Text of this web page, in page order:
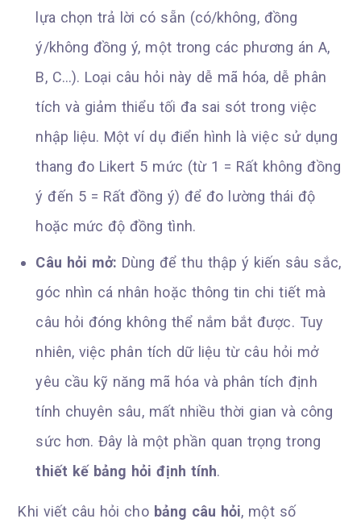
lựa chọn trả lời có sẵn (có/không, đồng
ý/không đồng ý, một trong các phương án A,
B, C…). Loại câu hỏi này dễ mã hóa, dễ phân
tích và giảm thiểu tối đa sai sót trong việc
nhập liệu. Một ví dụ điển hình là việc sử dụng
thang đo Likert 5 mức (từ 1 = Rất không đồng
ý đến 5 = Rất đồng ý) để đo lường thái độ
hoặc mức độ đồng tình.
Câu hỏi mở: Dùng để thu thập ý kiến sâu sắc,
góc nhìn cá nhân hoặc thông tin chi tiết mà
câu hỏi đóng không thể nắm bắt được. Tuy
nhiên, việc phân tích dữ liệu từ câu hỏi mở
yêu cầu kỹ năng mã hóa và phân tích định
tính chuyên sâu, mất nhiều thời gian và công
sức hơn. Đây là một phần quan trọng trong
thiết kế bảng hỏi định tính.
Khi viết câu hỏi cho bảng câu hỏi, một số